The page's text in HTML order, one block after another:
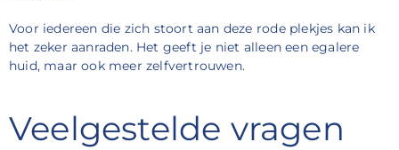
Voor iedereen die zich stoort aan deze rode plekjes kan ik
het zeker aanraden. Het geeft je niet alleen een egalere
huid, maar ook meer zelfvertrouwen.
Veelgestelde vragen